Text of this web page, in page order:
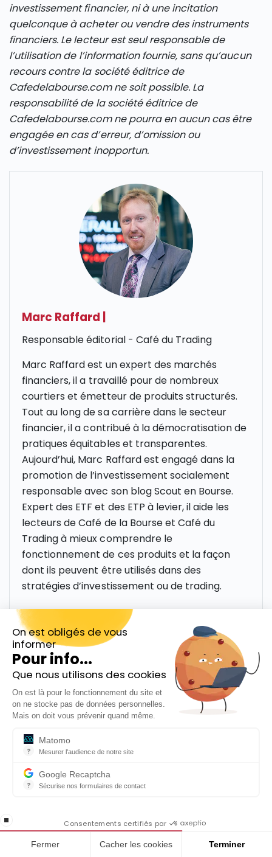
On est obligés de vous
informer
Pour info...
Que nous utilisons des cookies
On est là pour le fonctionnement du site et
on ne stocke pas de données personnelles.
Mais on doit vous prévenir quand même.
?
Matomo
Mesurer l'audience de notre site
?
Google Recaptcha
Sécurise nos formulaires de contact
stop loading Consentements certifiés par
Fermer Cacher les cookies Terminer
investissement financier, ni à une incitation
quelconque à acheter ou vendre des instruments
financiers. Le lecteur est seul responsable de
l’utilisation de l’information fournie, sans qu’aucun
recours contre la société éditrice de
Cafedelabourse.com ne soit possible. La
responsabilité de la société éditrice de
Cafedelabourse.com ne pourra en aucun cas être
engagée en cas d’erreur, d’omission ou
d’investissement inopportun.
Marc Raffard
Responsable éditorial - Café du Trading
Marc Raffard est un expert des marchés
financiers, il a travaillé pour de nombreux
courtiers et émetteur de produits structurés.
Tout au long de sa carrière dans le secteur
financier, il a contribué à la démocratisation de
pratiques équitables et transparentes.
Aujourd’hui, Marc Raffard est engagé dans la
promotion de l’investissement socialement
responsable avec son blog Scout en Bourse.
Expert des ETF et des ETP à levier, il aide les
lecteurs de Café de la Bourse et Café du
Trading à mieux comprendre le
fonctionnement de ces produits et la façon
dont ils peuvent être utilisés dans des
stratégies d’investissement ou de trading.
Catégories
Banque
Bourse
Crypto monnaie
Devenir rentier
Produits financiers
Trading
Inscrivez-vous gratuitement à
notre Newsletter hebdo
En cadeau notre ebook
politique de confidentialité de ce site